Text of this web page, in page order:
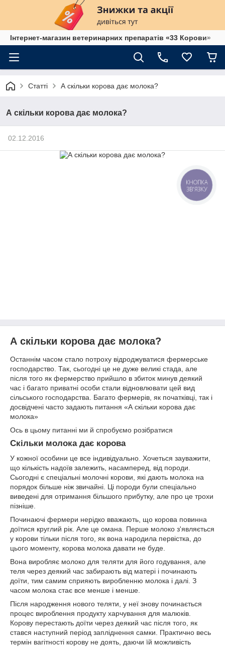
Інтернет-магазин ветеринарних препаратів «33 Корови»
Статті А скільки корова дає молока?
А скільки корова дає молока?
02.12.2016
А скільки корова дає молока?
Останнім часом стало потроху відроджуватися фермерське
господарство. Так, сьогодні це не дуже великі стада, але
після того як фермерство прийшло в збиток минув деякий
час і багато приватні особи стали відновлювати цей вид
сільського господарства. Багато фермерів, як початківці, так і
досвідчені часто задають питання «А скільки корова дає
молока»
Ось в цьому питанні ми й спробуємо розібратися
Скільки молока дає корова
У кожної особини це все індивідуально. Хочеться зауважити,
що кількість надоїв залежить, насамперед, від породи.
Сьогодні є спеціальні молочні корови, які дають молока на
порядок більше ніж звичайні. Ці породи були спеціально
виведені для отримання більшого прибутку, але про це трохи
пізніше.
Починаючі фермери нерідко вважають, що корова повинна
доїтися круглий рік. Але це омана. Перше молоко з'являється
у корови тільки після того, як вона народила первістка, до
цього моменту, корова молока давати не буде.
Вона виробляє молоко для теляти для його годування, але
теля через деякий час забирають від матері і починають
доїти, тим самим сприяють виробленню молока і далі. З
часом молока стає все менше і менше.
Після народження нового теляти, у неї знову починається
процес вироблення продукту харчування для малюків.
Корову перестають доїти через деякий час після того, як
стався наступний період запліднення самки. Практично весь
термін вагітності корову не доять, даючи їй можливість
КНОПКА
ЗВ'ЯЗКУ